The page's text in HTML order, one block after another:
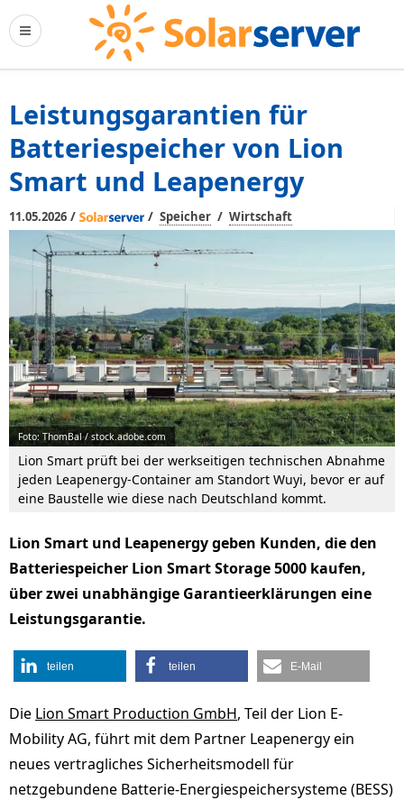
Leistungsgarantien für
Batteriespeicher von Lion
Smart und Leapenergy
11.05.2026 / / Speicher / Wirtschaft
Foto: ThomBal / stock.adobe.com
Lion Smart prüft bei der werkseitigen technischen Abnahme
jeden Leapenergy-Container am Standort Wuyi, bevor er auf
eine Baustelle wie diese nach Deutschland kommt.
Lion Smart und Leapenergy geben Kunden, die den
Batteriespeicher Lion Smart Storage 5000 kaufen,
über zwei unabhängige Garantieerklärungen eine
Leistungsgarantie.
teilen teilen E-Mail
Die Lion Smart Production GmbH, Teil der Lion E-
Mobility AG, führt mit dem Partner Leapenergy ein
neues vertragliches Sicherheitsmodell für
netzgebundene Batterie-Energiespeichersysteme (BESS)